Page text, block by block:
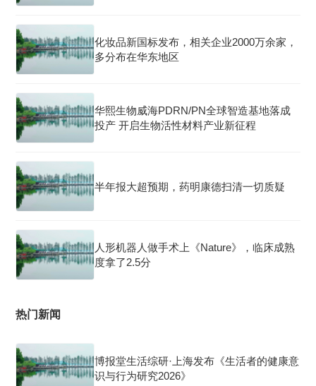
化妆品新国标发布，相关企业2000万余家，
多分布在华东地区
华熙生物威海PDRN/PN全球智造基地落成
投产 开启生物活性材料产业新征程
半年报大超预期，药明康德扫清一切质疑
人形机器人做手术上《Nature》，临床成熟
度拿了2.5分
热门新闻
博报堂生活综研·上海发布《生活者的健康意
识与行为研究2026》